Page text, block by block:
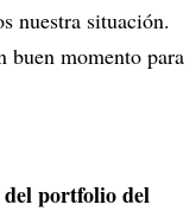
nuestra situación.
buen momento para
portfolio del